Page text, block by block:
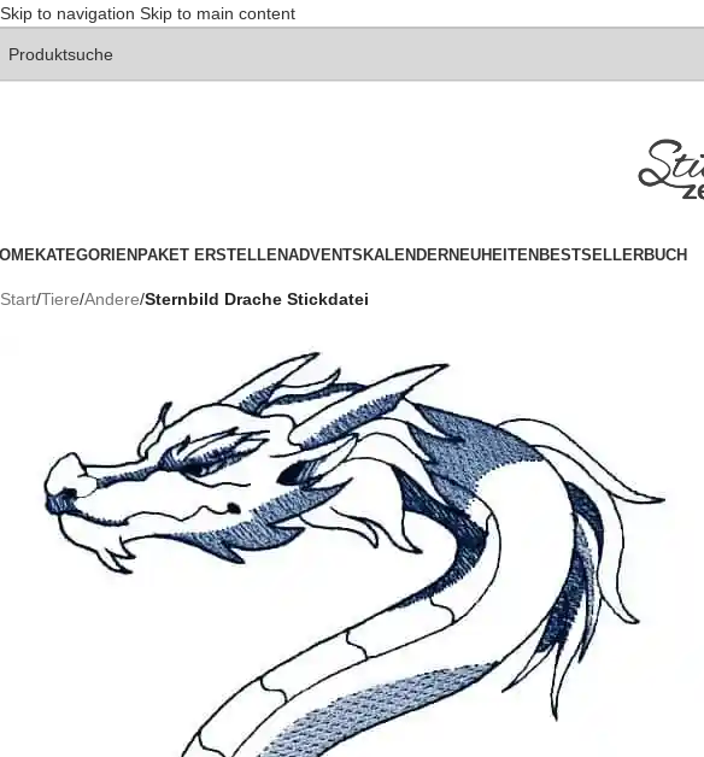
Skip to navigation Skip to main content
KATEGORIEN PAKET ERSTELLENADVENTSKALENDERNEUHEITEN BESTSELLERBUCH
Start/Tiere/Andere/Sternbild Drache Stickdatei